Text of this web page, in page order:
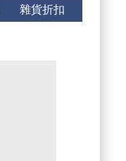
雜貨折扣